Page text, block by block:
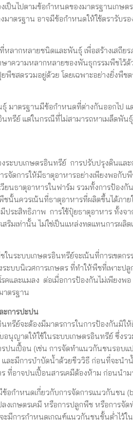
ป็นไปตามข้อกำหนดของมาตรฐานเกษ
มาตรฐาน อาจมีข้อกำหนดให้ใช้ตรารับร
หลากหลายชนิดและพันธุ์ เพื่อสร้างเสถี
าความหลากหลายของพันธุกรรมพืชไว้
ชสดรวมอยู่ด้วย โดยเฉพาะอย่างยิ่งพื
มาตรฐานมีข้อกำหนดที่ต่างกันออกไป แ
ทรีย์ แต่ในกรณีที่ไม่สามารถหาเมล็ดพัน
ะบบเกษตรอินทรีย์ การปรับปรุงดินและ
จัดการให้มีธาตุอาหารอย่างเพียงพอกั
วียนธาตุอาหารในฟาร์ม รวมทั้งการป้อ
นั้นควรเน้นที่ธาตุอาหารที่ผลิตขึ้นได้ภาย
ประสิทธิภาพ การใช้ปุ๋ยธาตุอาหาร ทั้ง
ริมเท่านั้น ไม่ใช่เป็นแหล่งทดแทนการผลิ
นระบบเกษตรอินทรีย์จะเน้นที่การเขต
ระบบนิเวศการเกษตร ที่ทำให้พืชที่เพา
คและแมลง ต่อเมื่อการป้องกันไม่เพียง
าตรฐาน
ะการปะปน
ทรีย์จะต้องมีมาตรการในการป้องกันมิ
บอนุญาตให้ใช้ในระบบเกษตรอินทรีย์ ซึ่
ปนเปื้อน (เช่น การจัดทำแนวกันชนรอบ
ละมีการบำบัดน้ำด้วยชีววิธี ก่อนที่จะน
ที่อาจปนเปื้อนสารเคมีต้องห้าม ก่อนนำ
อกำหนดเกี่ยวกับการจัดการแนวกันชน
งเกษตรเคมี หรือการปลูกพืช หรือการจั
ะมีการกำหนดเกณฑ์แนวกันชนขั้นต่ำไว้